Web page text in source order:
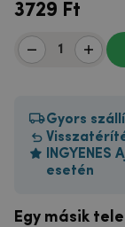
3729 Ft
Gyors
esetén
Egy másik